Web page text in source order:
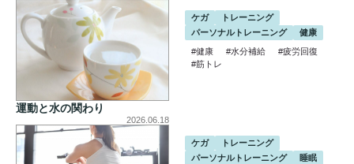
運動と水の関わり
ケガ
トレーニング
パーソナルトレーニング
健康
#健康
#水分補給
#疲労回復
#筋トレ
2026.06.18
ケガ
トレーニング
パーソナルトレーニング
睡眠